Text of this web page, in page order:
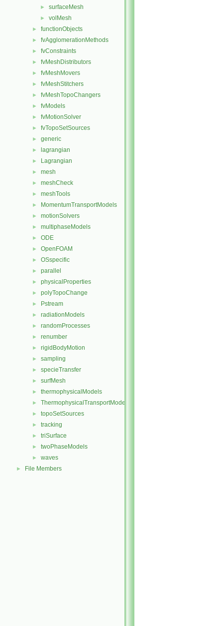
► surfaceMesh
► volMesh
► functionObjects
► fvAgglomerationMethods
► fvConstraints
► fvMeshDistributors
► fvMeshMovers
► fvMeshStitchers
► fvMeshTopoChangers
► fvModels
► fvMotionSolver
► fvTopoSetSources
► generic
► lagrangian
► Lagrangian
► mesh
► meshCheck
► meshTools
► MomentumTransportModels
► motionSolvers
► multiphaseModels
► ODE
► OpenFOAM
► OSspecific
► parallel
► physicalProperties
► polyTopoChange
► Pstream
► radiationModels
► randomProcesses
► renumber
► rigidBodyMotion
► sampling
► specieTransfer
► surfMesh
► thermophysicalModels
► ThermophysicalTransportModels
► topoSetSources
► tracking
► triSurface
► twoPhaseModels
► waves
► File Members